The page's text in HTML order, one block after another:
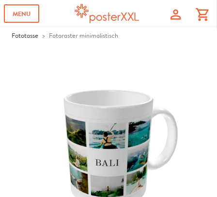
MENU profile shopping_cart
Fototasse Fotoraster minimalistisch